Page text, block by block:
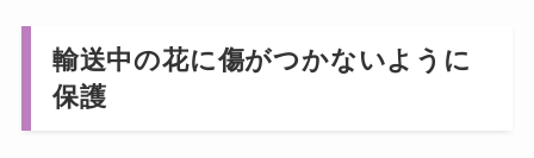
輸送中の花に傷がつかないように
保護